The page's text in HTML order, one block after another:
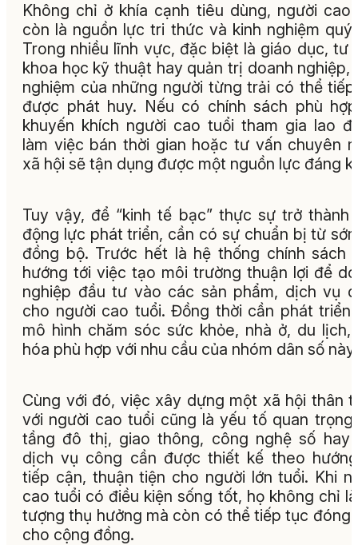
Không chỉ ở khía cạnh tiêu dùng, người cao
còn là nguồn lực tri thức và kinh nghiệm quý
Trong nhiều lĩnh vực, đặc biệt là giáo dục, tư
khoa học kỹ thuật hay quản trị doanh nghiệp,
nghiệm của những người từng trải có thể
được phát huy. Nếu có chính sách phù
khuyến khích người cao tuổi tham gia lao
làm việc bán thời gian hoặc tư vấn chuyên
xã hội sẽ tận dụng được một nguồn lực đáng
Tuy vậy, để “kinh tế bạc” thực sự trở thành
động lực phát triển, cần có sự chuẩn bị từ
đồng bộ. Trước hết là hệ thống chính sách
hướng tới việc tạo môi trường thuận lợi để
nghiệp đầu tư vào các sản phẩm, dịch vụ
cho người cao tuổi. Đồng thời cần phát triển
mô hình chăm sóc sức khỏe, nhà ở, du lịch,
hóa phù hợp với nhu cầu của nhóm dân số này.
Cùng với đó, việc xây dựng một xã hội thân
với người cao tuổi cũng là yếu tố quan
tầng đô thị, giao thông, công nghệ số hay
dịch vụ công cần được thiết kế theo
tiếp cận, thuận tiện cho người lớn tuổi. Khi
cao tuổi có điều kiện sống tốt, họ không chỉ
tượng thụ hưởng mà còn có thể tiếp tục đóng
cho cộng đồng.